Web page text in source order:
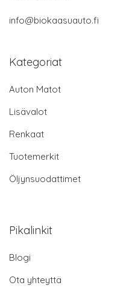
info@biokaasuauto.fi
Kategoriat
Auton Matot
Lisävalot
Renkaat
Tuotemerkit
Öljynsuodattimet
Pikalinkit
Blogi
Ota yhteyttä